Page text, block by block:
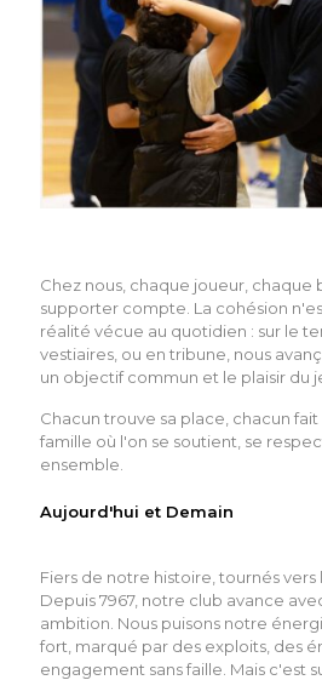
Chez nous, chaque joueur, chaque
supporter compte. La cohésion
réalité vécue au quotidien : sur le
vestiaires, ou en tribune, nous
un objectif commun et le plaisir du
Chacun trouve sa place, chacun
famille où l'on se soutient, se
ensemble.
Aujourd'hui et Demain
Fiers de notre histoire, tournés vers
Depuis 7967, notre club avance
ambition. Nous puisons notre
fort, marqué par des exploits, des
engagement sans faille. Mais c'est